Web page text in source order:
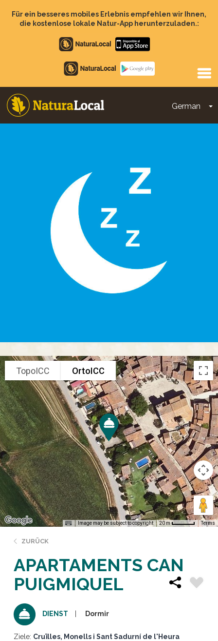
zumFür ein besseres mobiles Erlebnis empfehlen wir Ihnen,
die kostenlose lokale Natur-App herunterzuladen.:
Apple
store
Google
Play
German
Main
TopoICC OrtoICC
Image may be subject to copyright 20 m Terms
ZURÜCK
APARTAMENTS CAN
PUIGMIQUEL
DIENST Dormir
Ziele: Cruïlles, Monells i Sant Sadurní de l'Heura